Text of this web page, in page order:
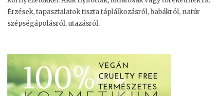
Érzések, tapasztalatok tiszta táplálkozásról, babákról, natúr
szépségápolásról, utazásról.